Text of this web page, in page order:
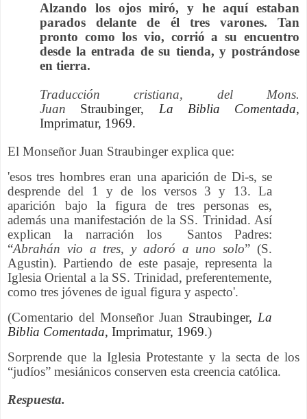
Alzando los ojos miró, y he aquí estaban
parados delante de él tres varones. Tan
pronto como los vio, corrió a su encuentro
desde la entrada de su tienda, y postrándose
en tierra.
Traducción cristiana, del Mons.
Juan Straubinger, La Biblia Comentada,
Imprimatur, 1969.
El Monseñor Juan Straubinger explica que:
'esos tres hombres eran una aparición de Di-s, se
desprende del 1 y de los versos 3 y 13. La
aparición bajo la figura de tres personas es,
además una manifestación de la SS. Trinidad. Así
explican la narración los Santos Padres:
“Abrahán vio a tres, y adoró a uno solo” (S.
Agustin). Partiendo de este pasaje, representa la
Iglesia Oriental a la SS. Trinidad, preferentemente,
como tres jóvenes de igual figura y aspecto'.
(Comentario del Monseñor Juan Straubinger, La
Biblia Comentada, Imprimatur, 1969.)
Sorprende que la Iglesia Protestante y la secta de los
“judíos” mesiánicos conserven esta creencia católica.
Respuesta.